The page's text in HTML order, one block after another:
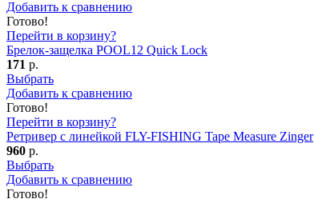
Добавить к сравнению
Готово!
Перейти в корзину?
Брелок-защелка POOL12 Quick Lock
171 р.
Выбрать
Добавить к сравнению
Готово!
Перейти в корзину?
Ретривер с линейкой FLY-FISHING Tape Measure Zinger
960 р.
Выбрать
Добавить к сравнению
Готово!